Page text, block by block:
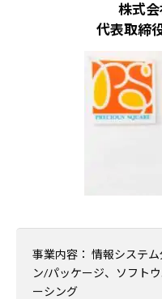
株式
代表取締
事業内容： 情報システ
ン/パッケージ、ソフト
ーシング